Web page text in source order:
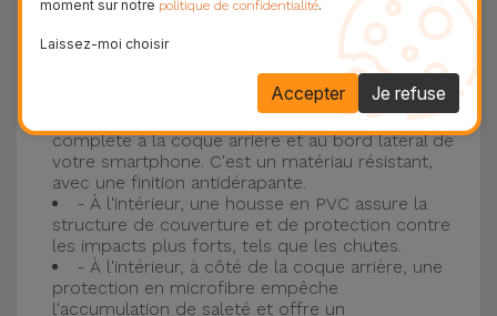
construction robuste et de qualité, avec une
construction à trois couches, pour éviter au
maximum les accidents et les casses !
- Une première couche de silicone liquide
donne de la couleur et une couverture
complète à la coque arrière et au bord latéral de
votre smartphone. C'est un matériau résistant,
avec une finition antidérapante.
- À l'intérieur, une housse en PVC assure la
structure de couverture et de protection contre
les impacts plus forts, tels que les chutes.
- À l'intérieur, à côté de la coque arrière, une
protection en microfibre empêche
l'accumulation de saleté et offre un
moment sur notre politique de confidentialité.
Laissez-moi choisir
Je refuse
Accepter